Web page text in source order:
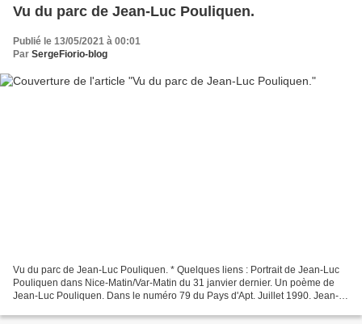
Vu du parc de Jean-Luc Pouliquen.
Publié le 13/05/2021 à 00:01
Par SergeFiorio-blog
Vu du parc de Jean-Luc Pouliquen. * Quelques liens : Portrait de Jean-Luc
Pouliquen dans Nice-Matin/Var-Matin du 31 janvier dernier. Un poème de
Jean-Luc Pouliquen. Dans le numéro 79 du Pays d'Apt. Juillet 1990. Jean-